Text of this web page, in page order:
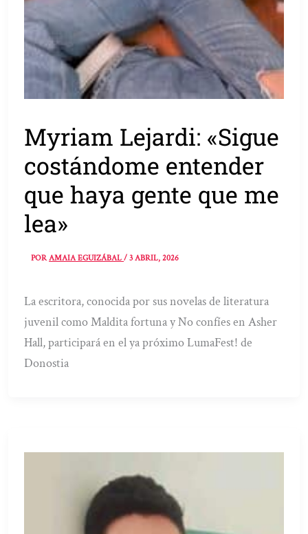
Myriam Lejardi: «Sigue
costándome entender
que haya gente que me
lea»
PORAMAIA EGUIZÁBAL/3 ABRIL, 2026
La escritora, conocida por sus novelas de literatura
juvenil como Maldita fortuna y No confíes en Asher
Hall, participará en el ya próximo LumaFest! de
Donostia